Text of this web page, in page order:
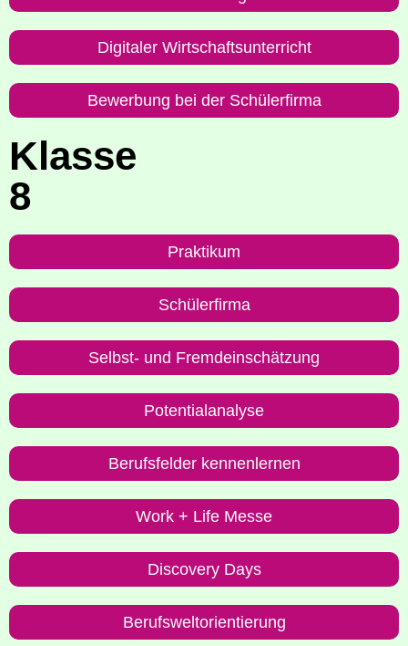
Digi­ta­ler Wirtschaftsunterricht
Bewer­bung bei der Schülerfirma
Klas­se
8
Prak­ti­kum
Schü­ler­fir­ma
Selbst- und Fremdeinschätzung
Poten­ti­al­ana­ly­se
Berufs­fel­der kennenlernen
Work + Life Messe
Dis­co­very Days
Berufs­welt­ori­en­tie­rung